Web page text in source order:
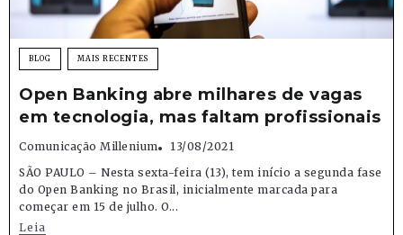
BLOG MAIS RECENTES
Open Banking abre milhares de vagas
em tecnologia, mas faltam profissionais
Comunicação Millenium
13/08/2021
SÃO PAULO – Nesta sexta-feira (13), tem início a segunda fase
do Open Banking no Brasil, inicialmente marcada para
começar em 15 de julho. O...
Leia